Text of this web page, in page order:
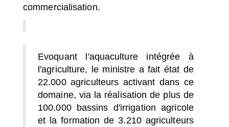
commercialisation.
Evoquant l'aquaculture intégrée à
l'agriculture, le ministre a fait état de
22.000 agriculteurs activant dans ce
domaine, via la réalisation de plus de
100.000 bassins d'irrigation agricole
et la formation de 3.210 agriculteurs